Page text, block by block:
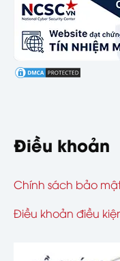
Điều khoản
Chính sách bảo
Điều khoản điều